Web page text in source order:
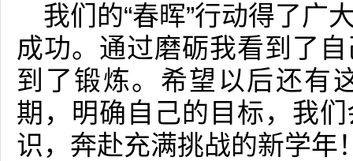
我们的“春晖”行动得了广
成功。通过磨砺我看到了
到了锻炼。希望以后还有
期，明确自己的目标，我
识，奔赴充满挑战的新学年